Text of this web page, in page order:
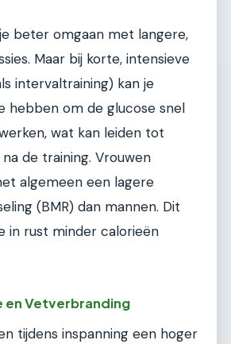
beter omgaan met langere,
Maar bij korte, intensieve
intervaltraining) kan je
hebben om de glucose snel
wat kan leiden tot
de training. Vrouwen
algemeen een lagere
(BMR) dan mannen. Dit
in rust minder calorieën
en Vetverbranding
tijdens inspanning een hoger